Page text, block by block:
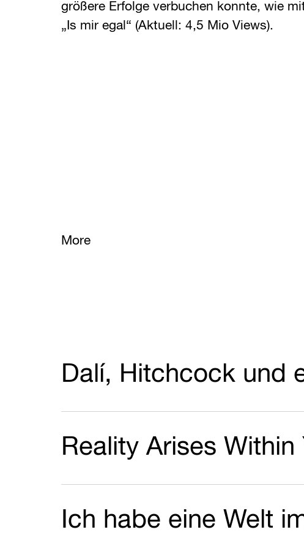
größere Erfolge verbuchen konnte, wie
„Is mir egal“ (Aktuell: 4,5 Mio Views).
More
Dalí, Hitchcock und
Reality Arises Within
Ich habe eine Welt